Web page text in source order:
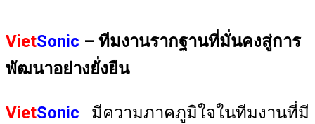
VietSonic – ทีมงานรากฐานที่มั่นคงสู่การ
พัฒนาอย่างยั่งยืน
VietSonic มีความภาคภูมิใจในทีมงานที่มี